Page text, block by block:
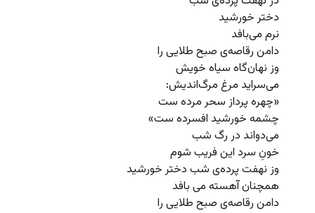
دختر خورشید
نرم می‌بافد
دامن رقاصه‌ی صبح طلایی را
وز نهان‌گاه سیاه خویش
می‌سراید مرغ مرگ‌اندیش:
«چهره پرداز سحر مرده‌ ست
چشمه خورشید افسرده ست»
می‌دواند در رگ شب
خونِ سرد این فریب شوم
وز نهفت پرد‌ه‌ی شب دختر خورشید
همچنان آهسته می بافد
دامن رقاصه‌ی صبح طلایی را